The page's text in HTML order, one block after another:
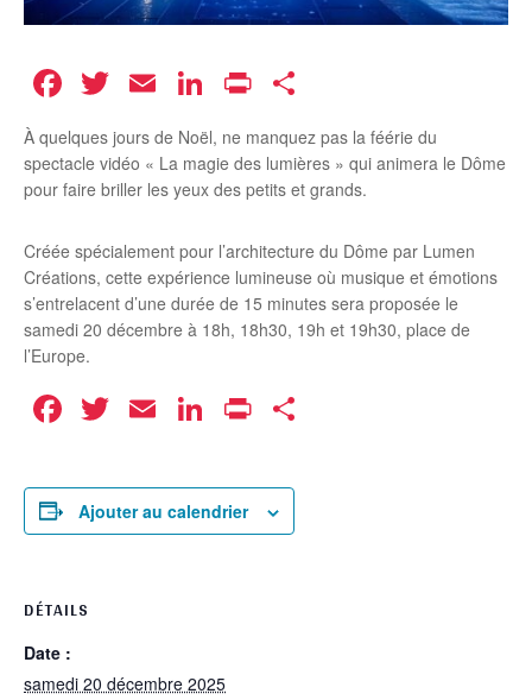
Facebook
Twitter
EmailLinkedIn
Print
À quelques jours de Noël, ne manquez pas la féérie du
spectacle vidéo « La magie des lumières » qui animera le Dôme
pour faire briller les yeux des petits et grands.
Créée spécialement pour l’architecture du Dôme par Lumen
Créations, cette expérience lumineuse où musique et émotions
s’entrelacent d’une durée de 15 minutes sera proposée le
samedi 20 décembre à 18h, 18h30, 19h et 19h30, place de
l’Europe.
Facebook
Twitter
EmailLinkedIn
Print
Ajouter au calendrier
DÉTAILS
Date :
samedi 20 décembre 2025